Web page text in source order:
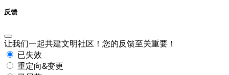
反馈
让我们一起共建文明社区！您的反馈至关重要！
已失效
重定向&变更